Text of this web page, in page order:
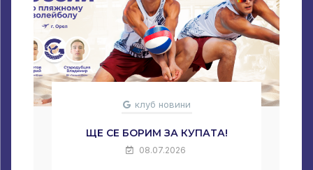
клуб новини
ЩЕ СЕ БОРИМ ЗА КУПАТА!
08.07.2026